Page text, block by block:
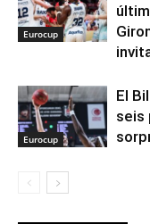
Eurocup
Eurocup
El
seis